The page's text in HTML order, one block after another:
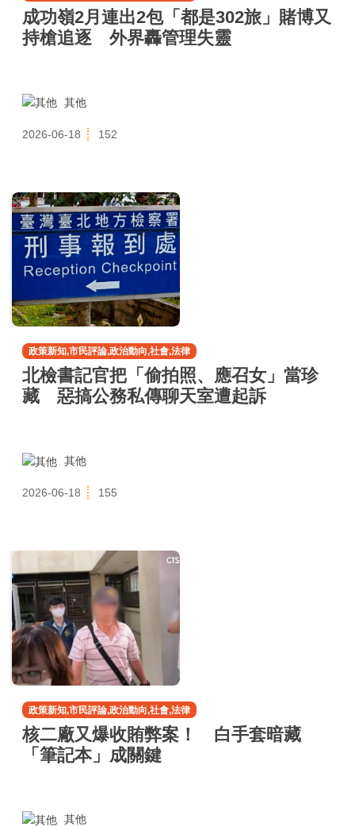
成功嶺2月連出2包「都是302旅」賭博又
持槍追逐 外界轟管理失靈
其他
2026-06-18 152
政策新知,市民評論,政治動向,社會,法律
北檢書記官把「偷拍照、應召女」當珍
藏 惡搞公務私傳聊天室遭起訴
其他
2026-06-18 155
政策新知,市民評論,政治動向,社會,法律
核二廠又爆收賄弊案！ 白手套暗藏
「筆記本」成關鍵
其他